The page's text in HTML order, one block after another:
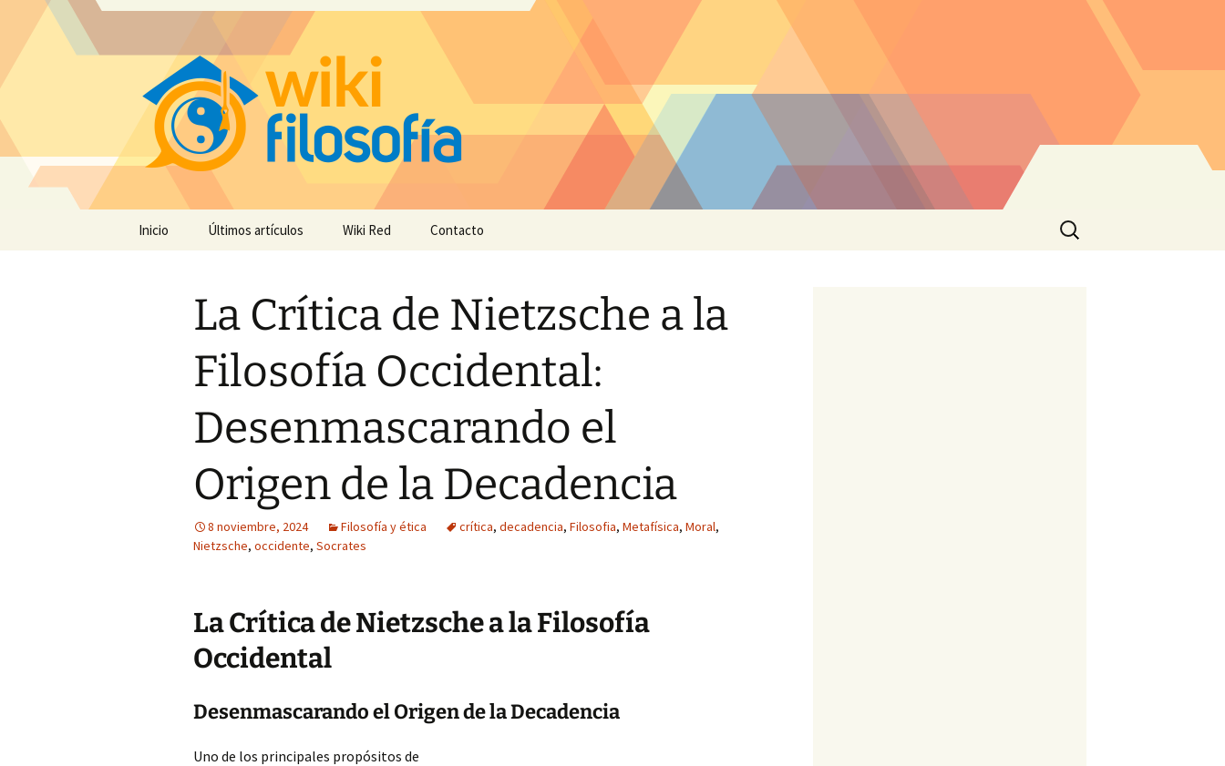
Inicio Últimos artículos Wiki Red Contacto
Buscar:
La Crítica de Nietzsche a la
Filosofía Occidental:
Desenmascarando el
Origen de la Decadencia
8 noviembre, 2024 Filosofía y ética crítica, decadencia, Filosofia, Metafísica, Moral,
Nietzsche, occidente, Socrates
La Crítica de Nietzsche a la Filosofía
Occidental
Desenmascarando el Origen de la Decadencia
Uno de los principales propósitos de